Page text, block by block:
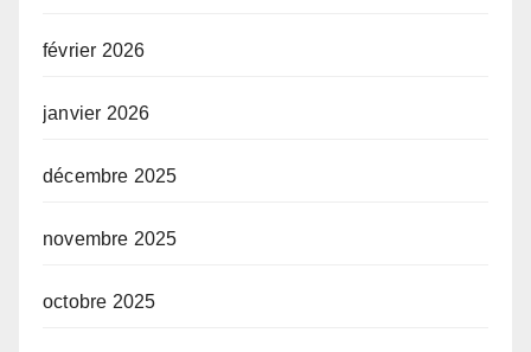
février 2026
janvier 2026
décembre 2025
novembre 2025
octobre 2025